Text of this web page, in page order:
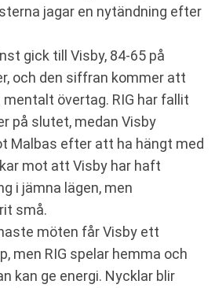
jagar en nytändning efter
gick till Visby, 84-65 på
och den siffran kommer att
övertag. RIG har fallit
på slutet, medan Visby
Malbas efter att ha hängt med
mot att Visby har haft
i jämna lägen, men
små.
möten får Visby ett
men RIG spelar hemma och
kan ge energi. Nycklar blir